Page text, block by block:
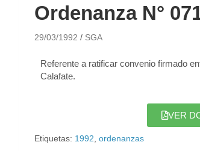
Ordenanza N°
29/03/1992 SGA
Referente a ratificar convenio firmado
Calafate.
VER
Etiquetas: 1992, ordenanzas